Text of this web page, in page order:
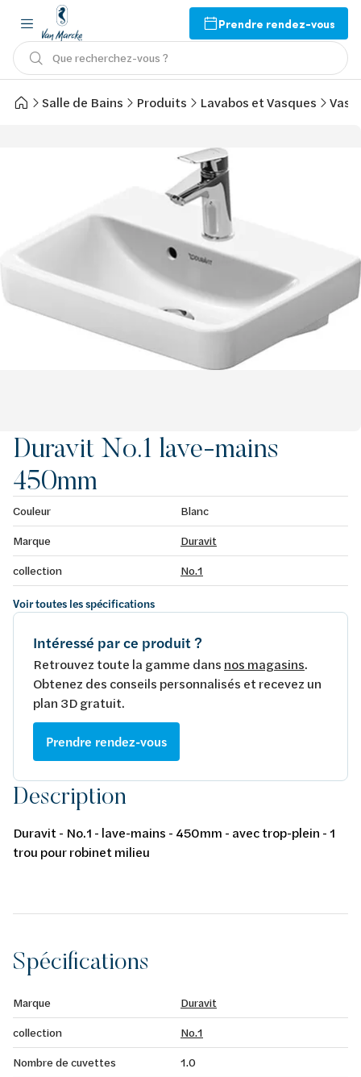
Prendre rendez-vous
Que recherchez-vous ?
Salle de Bains Produits Lavabos et Vasques
Duravit No.1 lave-mains
450mm
Couleur
Blanc
Marque
Duravit
collection
No.1
Voir toutes les spécifications
Intéressé par ce produit ?
Retrouvez toute la gamme dans nos magasins.
Obtenez des conseils personnalisés et recevez un
plan 3D gratuit.
Prendre rendez-vous
Description
Duravit - No.1 - lave-mains - 450mm - avec trop-plein - 1
trou pour robinet milieu
Spécifications
Marque
Duravit
collection
No.1
Nombre de cuvettes
1.0